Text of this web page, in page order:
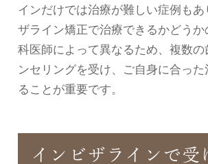
インだけでは治療が難しい症例も
ザライン矯正で治療できるかどう
科医師によって異なるため、複数
ンセリングを受け、ご自身に合っ
ることが重要です。
インビザラインで受